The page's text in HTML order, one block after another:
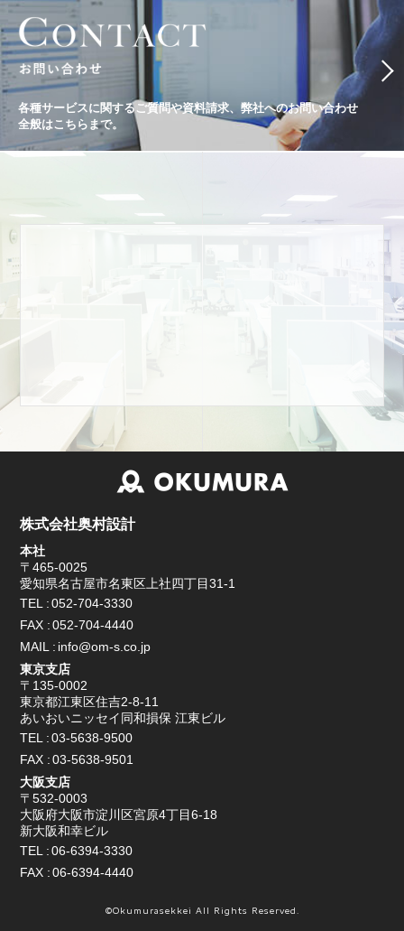
各種サービスに関するご質問や資料請求、 弊社へのお問い合わせ
全般はこちらまで。
株式会社奥村設計
本社
〒465-0025
愛知県名古屋市名東区上社四丁目31-1
TEL
052-704-3330
FAX
052-704-4440
MAIL
info@om-s.co.jp
東京支店
〒135-0002
東京都江東区住吉2-8-11
あいおいニッセイ同和損保 江東ビル
TEL
03-5638-9500
FAX
03-5638-9501
大阪支店
〒532-0003
大阪府大阪市淀川区宮原4丁目6-18
新大阪和幸ビル
TEL
06-6394-3330
FAX
06-6394-4440
©Okumurasekkei All Rights Reserved.